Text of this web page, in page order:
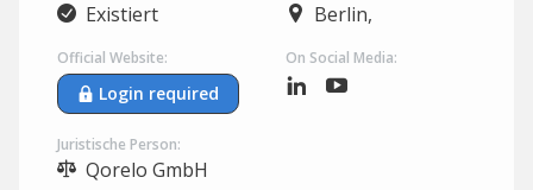
Existiert Berlin,
Official Website:
Login required
On Social Media:
Juristische Person:
Qorelo GmbH